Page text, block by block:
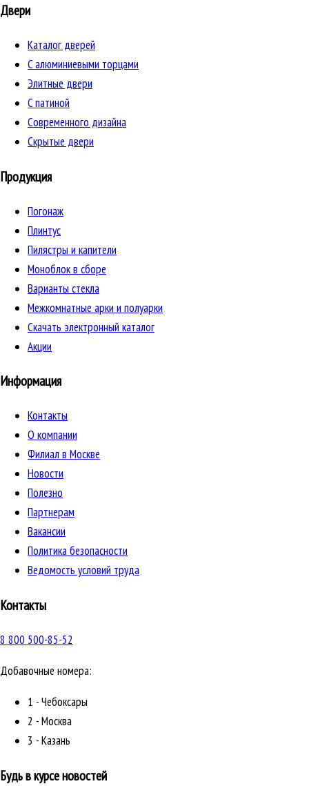
Двери
Каталог дверей
C алюминиевыми торцами
Элитные двери
C патиной
Cовременного дизайна
Скрытые двери
Продукция
Погонаж
Плинтус
Пилястры и капители
Моноблок в сборе
Варианты стекла
Межкомнатные арки и полуарки
Скачать электронный каталог
Акции
Информация
Контакты
О компании
Филиал в Москве
Новости
Полезно
Партнерам
Вакансии
Политика безопасности
Ведомость условий труда
Контакты
8 800 500-85-52
Добавочные номера:
1 - Чебоксары
2 - Москва
3 - Казань
Будь в курсе новостей